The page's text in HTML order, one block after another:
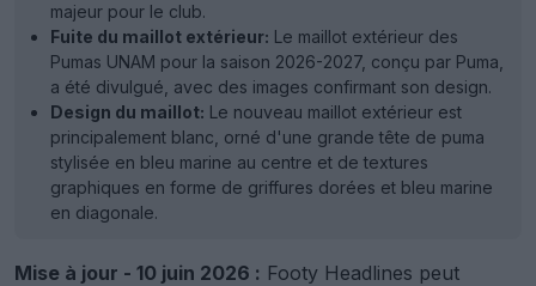
majeur pour le club.
Fuite du maillot extérieur: Le maillot extérieur des
Pumas UNAM pour la saison 2026-2027, conçu par Puma,
a été divulgué, avec des images confirmant son design.
Design du maillot: Le nouveau maillot extérieur est
principalement blanc, orné d'une grande tête de puma
stylisée en bleu marine au centre et de textures
graphiques en forme de griffures dorées et bleu marine
en diagonale.
Mise à jour - 10 juin 2026 : Footy Headlines peut